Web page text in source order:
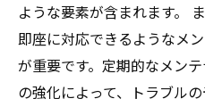
ような要素が含まれます。
即座に対応できるようなメ
が重要です。定期的なメン
の強化によって、トラブル